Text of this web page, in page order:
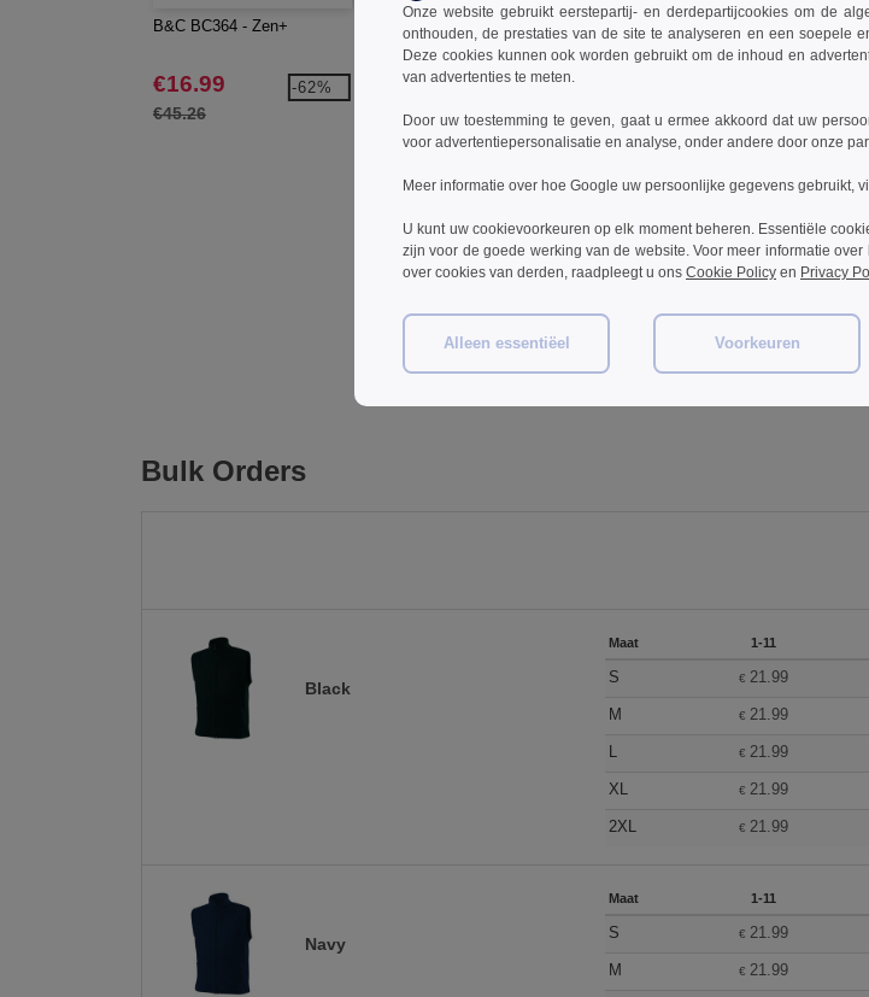
B&C BC364 - Zen+
€16.99
€45.26
-62%
Result RS232 - Heren
Bedrukbare Zachte Shell
Bodywarmer
€16.99
€22.90
-26%
B&C BC057 - TM057 V Tri-
Blend Heren
€11.40
B&C
Id202
Opmerkingen over
Een opmerking
Bulk Orders
Black
Maat 1-11
S € 21.99
M € 21.99
L € 21.99
XL € 21.99
2XL € 21.99
Navy
Maat 1-11
S € 21.99
M € 21.99
Onze website gebruikt eerstepartij- en derdepartijcookies om de
onthouden, de prestaties van de site te analyseren en een soepele
Deze cookies kunnen ook worden gebruikt om de inhoud en
van advertenties te meten.
Door uw toestemming te geven, gaat u ermee akkoord dat uw
voor advertentiepersonalisatie en analyse, onder andere door onze
Meer informatie over hoe Google uw persoonlijke gegevens gebruikt,
U kunt uw cookievoorkeuren op elk moment beheren. Essentiële
zijn voor de goede werking van de website. Voor meer informatie
over cookies van derden, raadpleegt u ons Cookie Policy en Privacy
Alleen essentiëel Voorkeuren